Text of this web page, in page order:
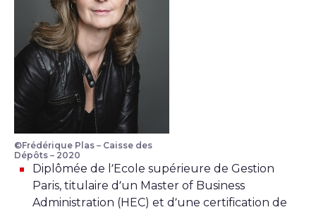
©Frédérique Plas – Caisse des
Dépôts – 2020
Diplômée de l’Ecole supérieure de Gestion
Paris, titulaire d’un Master of Business
Administration (HEC) et d’une certification de